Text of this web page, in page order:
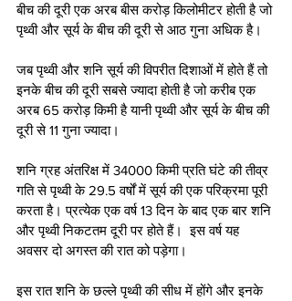
बीच की दूरी एक अरब बीस करोड़ किलोमीटर होती है जो
पृथ्वी और सूर्य के बीच की दूरी से आठ गुना अधिक है।
जब पृथ्वी और शनि सूर्य की विपरीत दिशाओं में होते हैं तो
इनके बीच की दूरी सबसे ज्यादा होती है जो करीब एक
अरब 65 करोड़ किमी है यानी पृथ्वी और सूर्य के बीच की
दूरी से 11 गुना ज्यादा।
शनि ग्रह अंतरिक्ष में 34000 किमी प्रति घंटे की तीव्र
गति से पृथ्वी के 29.5 वर्षों में सूर्य की एक परिक्रमा पूरी
करता है। प्रत्येक एक वर्ष 13 दिन के बाद एक बार शनि
और पृथ्वी निकटतम दूरी पर होते हैं।  इस वर्ष यह
अवसर दो अगस्त की रात को पड़ेगा।
इस रात शनि के छल्ले पृथ्वी की सीध में होंगे और इनके